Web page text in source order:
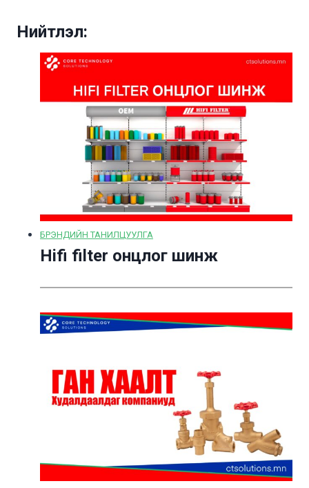
Нийтлэл:
БРЭНДИЙН ТАНИЛЦУУЛГА
Hifi filter онцлог шинж